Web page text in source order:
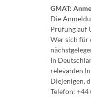
GMAT:
Die
Prüfung auf
Wer sich für
In
relevanten
Diejenigen,
Telefon: +44